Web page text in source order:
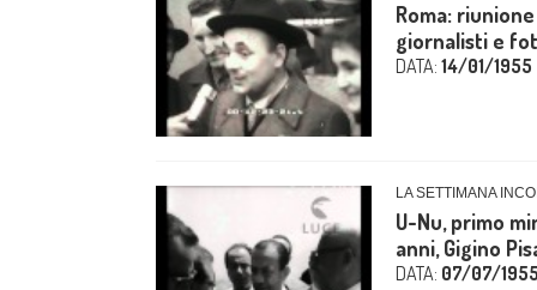
Roma:
giornalisti e
DATA: 14/01/1955
LA SETTIMANA
U-Nu, primo
anni, Gigino
DATA: 07/07/